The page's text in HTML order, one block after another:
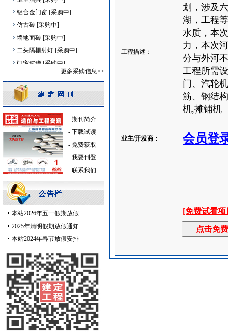
铝合金门窗 [采购中]
仿古砖 [采购中]
墙地面砖 [采购中]
二头隔栅射灯 [采购中]
门窗玻璃 [采购中]
[采购中]
保温材料
光源灯具 [采购中]
日光灯 [采购中]
防排烟通风系统 [采购中]
消防器材 [采购中]
安全防范 [采购中]
室内装修 [采购中]
室内给排水
消防火警
[采购中]
变频给水设备 [采购中]
消防排烟 [采购中]
胡桃木 [采购中]
消防器材 [采购中]
水泵 [采购中]
电线电缆 [采购中]
仪器仪表 [采购中]
钢管 [采购中]
油漆涂料 [采购中]
水泵 [采购中]
更多采购信息>>
- 期刊简介
- 下载试读
- 免费获取
- 我要刊登
- 联系我们
本站2026年五一假期放假...
2025年清明假期放假通知
本站2024年春节放假安排
工程描述：
划，涉及
湖，工程
水质，本
力，本次
分与外河
工程所需
门、汽轮
筋、钢结
机,摊铺机
业主/开发商： 会员登
[免费试看项